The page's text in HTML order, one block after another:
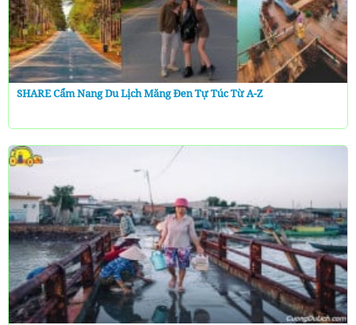
SHARE Cẩm Nang Du Lịch Măng Đen Tự Túc Từ A-Z